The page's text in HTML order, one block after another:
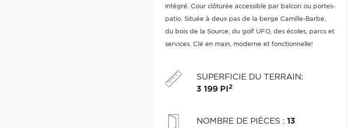
intégré. Cour clôturée accessible par balcon ou portes-
patio. Située à deux pas de la berge Camille-Barbe,
du bois de la Source, du golf UFO, des écoles, parcs et
services. Clé en main, moderne et fonctionnelle!
SUPERFICIE DU TERRAIN:
3 199 PI 2
NOMBRE DE PIÈCES : 13